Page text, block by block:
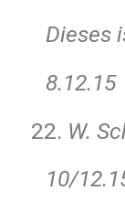
Dieses
8.12.15
W.
10/